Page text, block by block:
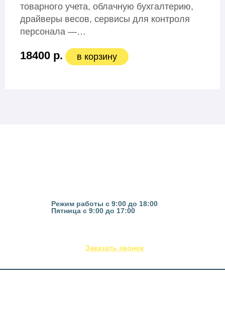
товарного учета, облачную бухгалтерию,
драйверы весов, сервисы для контроля
персонала —…
18400 р. в корзину
Режим работы с 9:00 до 18:00
Пятница с 9:00 до 17:00
Заказать звонок